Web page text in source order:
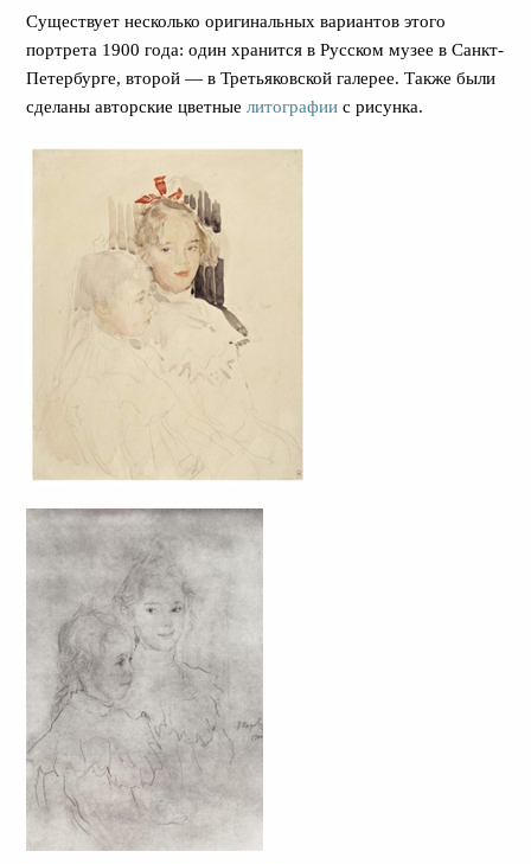
Существует несколько оригинальных вариантов этого
портрета 1900 года: один хранится в Русском музее в Санкт-
Петербурге, второй — в Третьяковской галерее. Также были
сделаны авторские цветные литографии с рисунка.